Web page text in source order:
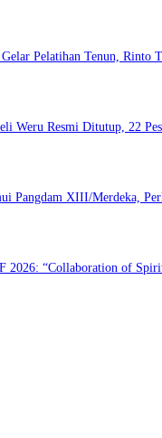
Pelatihan Tenun, Rinto
Weru Resmi Ditutup, 22
Pangdam XIII/Merdeka,
2026: “Collaboration of